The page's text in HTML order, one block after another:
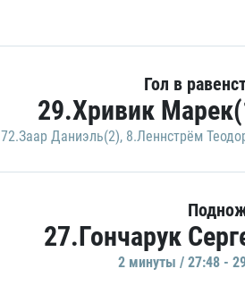
Гол в
29.Хривик
72.Заар Даниэль(2), 8.Леннстрём
27.Гончарук
2 минуты / 27:48 -